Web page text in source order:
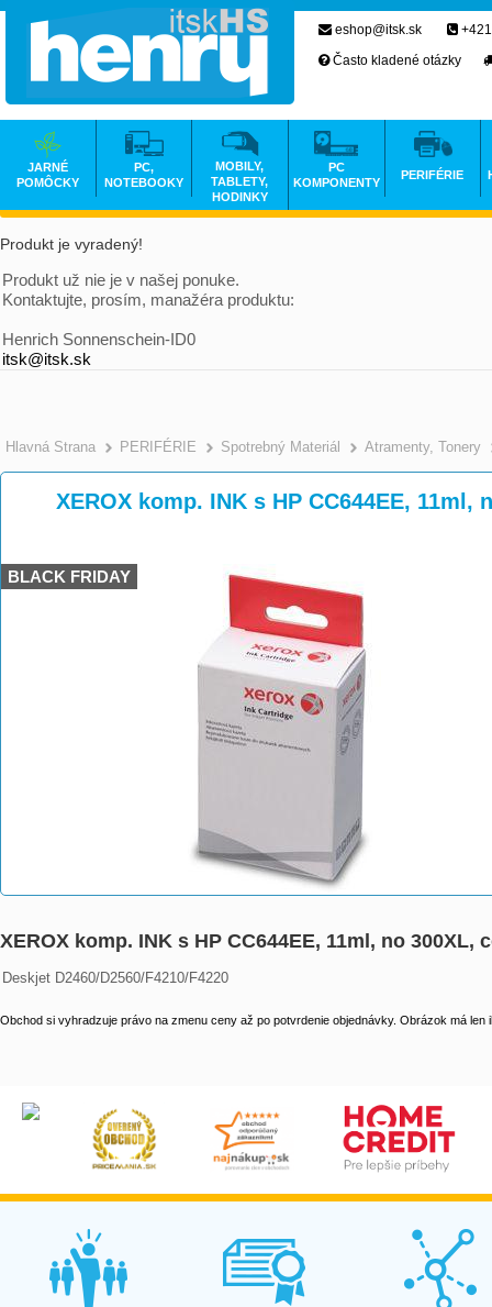
Produkt je vyradený!
Produkt už nie je v našej ponuke.
Kontaktujte, prosím, manažéra produktu:
Henrich Sonnenschein-ID0
itsk@itsk.sk
Hlavná Strana >
PERIFÉRIE >
Spotrebný Materiál >
Atramenty, Tonery
XEROX komp. INK s HP CC644EE, 11ml,
BLACK FRIDAY
XEROX komp. INK s HP CC644EE, 11ml, no 300XL,
Deskjet D2460/D2560/F4210/F4220
Obchod si vyhradzuje právo na zmenu ceny až po potvrdenie objednávky. Obrázok má len
eshop@itsk.sk
Často kladené otázky
JARNÉ
POMÔCKY
PC,
NOTEBOOKY
MOBILY,
TABLETY,
HODINKY
PC
KOMPONENTY
PERIFÉRIE